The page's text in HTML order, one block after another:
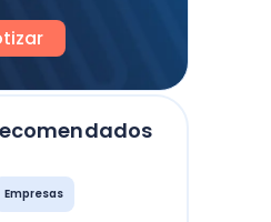
Empresas